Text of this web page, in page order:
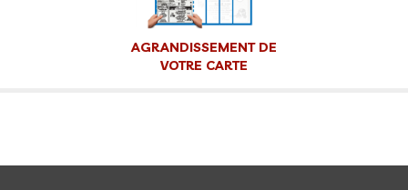
AGRANDISSEMENT DE
VOTRE CARTE